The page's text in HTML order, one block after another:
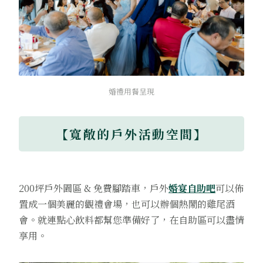
婚禮用餐呈現
【寬敞的戶外活動空間】
200坪戶外園區 & 免費腳踏車，戶外婚宴自助吧可以佈
置成一個美麗的觀禮會場，也可以辦個熱鬧的雞尾酒
會。就連點心飲料都幫您準備好了，在自助區可以盡情
享用。